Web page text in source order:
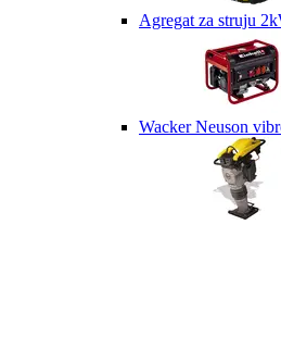
Agregat za struju
Wacker Neuson